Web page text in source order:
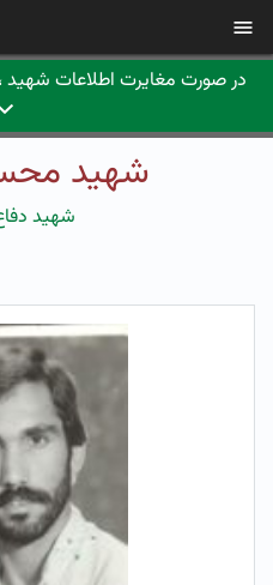
در صورت مغایرت اطلاعات شهید
شهید
شهید